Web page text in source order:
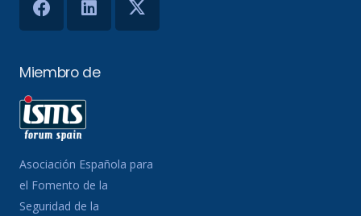
Miembro de
Asociación Española para
el Fomento de la
Seguridad de la